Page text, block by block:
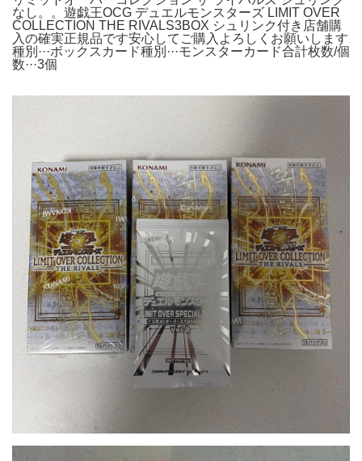
なし。。遊戯王OCG デュエルモンスターズ LIMIT OVER
COLLECTION THE RIVALS3BOX シュリンク付き店舗購
入の確実正規品です安心してご購入よろしくお願いします
種別···ボックスカード種別···モンスターカード合計枚数/個
数···3個